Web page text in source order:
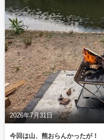
2026年7月31日
今回は山、熊おらんかったが！